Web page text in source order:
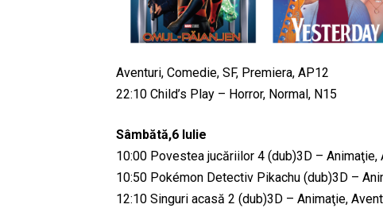
Aventuri, Comedie, SF, Premiera, AP12
22:10 Child’s Play – Horror, Normal, N15
Sâmbătă,6 Iulie
10:00 Povestea jucăriilor 4 (dub)3D – Animaţie,
10:50 Pokémon Detectiv Pikachu (dub)3D –
12:10 Singuri acasă 2 (dub)3D – Animaţie,